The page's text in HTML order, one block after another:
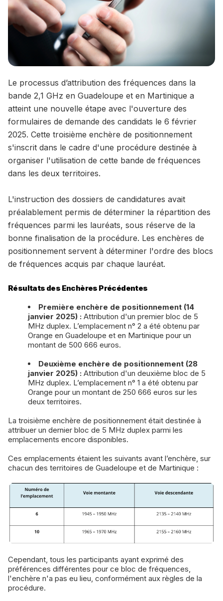
Le processus d’attribution des fréquences dans la
bande 2,1 GHz en Guadeloupe et en Martinique a
atteint une nouvelle étape avec l'ouverture des
formulaires de demande des candidats le 6 février
2025. Cette troisième enchère de positionnement
s'inscrit dans le cadre d'une procédure destinée à
organiser l'utilisation de cette bande de fréquences
dans les deux territoires.
L'instruction des dossiers de candidatures avait
préalablement permis de déterminer la répartition des
fréquences parmi les lauréats, sous réserve de la
bonne finalisation de la procédure. Les enchères de
positionnement servent à déterminer l'ordre des blocs
de fréquences acquis par chaque lauréat.
Résultats des Enchères Précédentes
Première enchère de positionnement (14
janvier 2025) : Attribution d'un premier bloc de 5
MHz duplex. L’emplacement n° 2 a été obtenu par
Orange en Guadeloupe et en Martinique pour un
montant de 500 666 euros.
Deuxième enchère de positionnement (28
janvier 2025) : Attribution d'un deuxième bloc de 5
MHz duplex. L’emplacement n° 1 a été obtenu par
Orange pour un montant de 250 666 euros sur les
deux territoires.
La troisième enchère de positionnement était destinée à
attribuer un dernier bloc de 5 MHz duplex parmi les
emplacements encore disponibles.
Ces emplacements étaient les suivants avant l’enchère, sur
chacun des territoires de Guadeloupe et de Martinique :
Cependant, tous les participants ayant exprimé des
préférences différentes pour ce bloc de fréquences,
l'enchère n'a pas eu lieu, conformément aux règles de la
procédure.